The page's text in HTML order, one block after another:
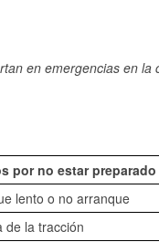
en emergencias en la
por no estar preparado
lento o no arranque
de la tracción